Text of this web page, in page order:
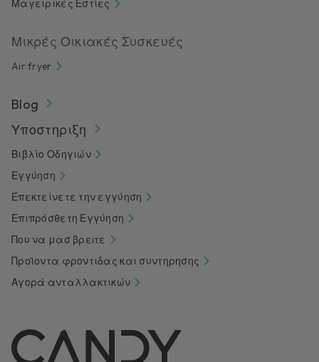
Μαγειρικές Εστίες
Μικρές Οικιακές Συσκευές
Air fryer
Blog
Υποστηριξη
Βιβλίο Οδηγιών
Εγγύηση
Επεκτείνετε την εγγύηση
Επιπρόσθετη Εγγύηση
Που να μασ βρεiτε
Προϊοντα φροντιδας και συντηρησης
Αγορά ανταλλακτικών